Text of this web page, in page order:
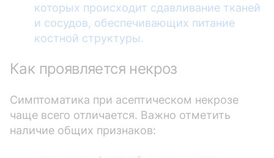
которых происходит сдавливание тканей
и сосудов, обеспечивающих питание
костной структуры.
Как проявляется некроз
Симптоматика при асептическом некрозе
чаще всего отличается. Важно отметить
наличие общих признаков: